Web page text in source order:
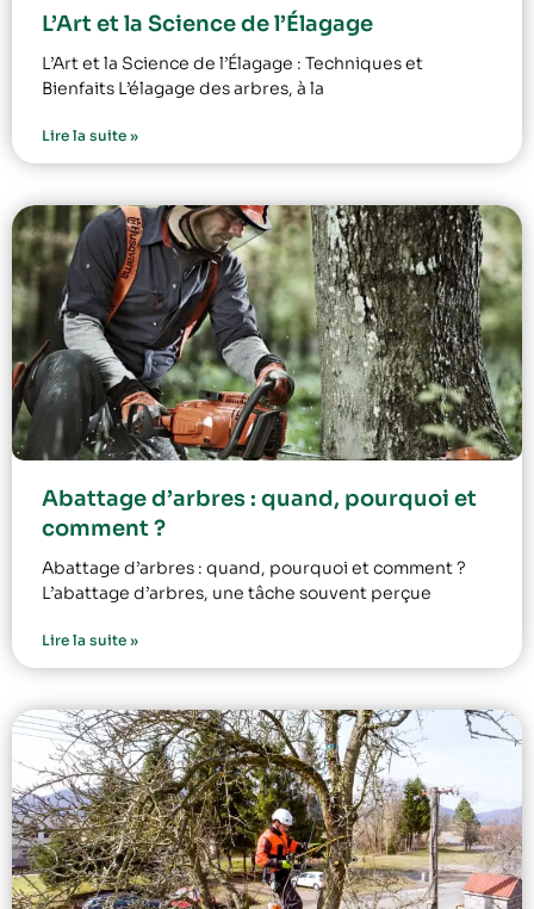
L’Art et la Science de l’Élagage
L’Art et la Science de l’Élagage : Techniques et
Bienfaits L’élagage des arbres, à la
Lire la suite »
Abattage d’arbres : quand, pourquoi et
comment ?
Abattage d’arbres : quand, pourquoi et comment ?
L’abattage d’arbres, une tâche souvent perçue
Lire la suite »